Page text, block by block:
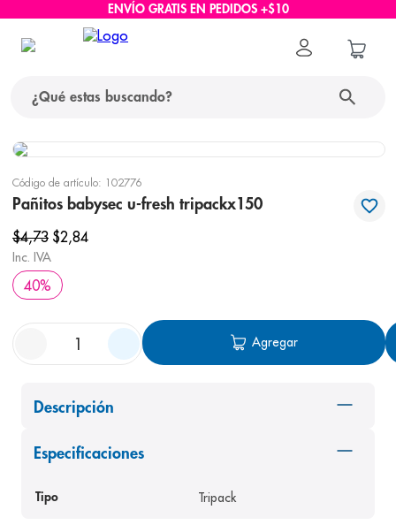
ENVÍO GRATIS EN PEDIDOS +$10
Código de artículo: 102776
Pañitos babysec u-fresh tripackx150
$4,73 $2,84
Inc. IVA
40%
Agregar
Descripción
Especificaciones
Tipo Tripack
términos más buscados
1. protector solar
2. pañales
3.
4. cerave
5. nivea
shampoo
8. panolini
pediasure